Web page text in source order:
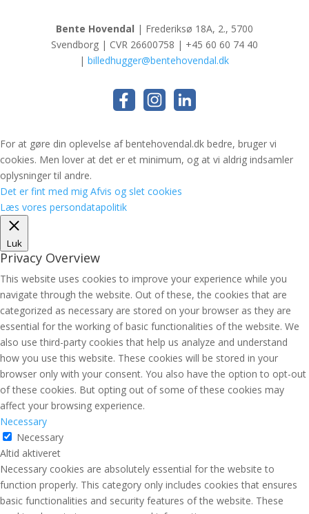
Bente Hovendal | Frederiksø 18A, 2., 5700
Svendborg | CVR 26600758 | +45 60 60 74 40
|billedhugger@bentehovendal.dk
For at gøre din oplevelse af bentehovendal.dk bedre, bruger vi
cookies. Men lover at det er et minimum, og at vi aldrig indsamler
oplysninger til andre.
Det er fint med mig Afvis og slet cookies
Læs vores persondatapolitik
Luk
Privacy Overview
This website uses cookies to improve your experience while you
navigate through the website. Out of these, the cookies that are
categorized as necessary are stored on your browser as they are
essential for the working of basic functionalities of the website. We
also use third-party cookies that help us analyze and understand
how you use this website. These cookies will be stored in your
browser only with your consent. You also have the option to opt-out
of these cookies. But opting out of some of these cookies may
affect your browsing experience.
Necessary
Necessary
Altid aktiveret
Necessary cookies are absolutely essential for the website to
function properly. This category only includes cookies that ensures
basic functionalities and security features of the website. These